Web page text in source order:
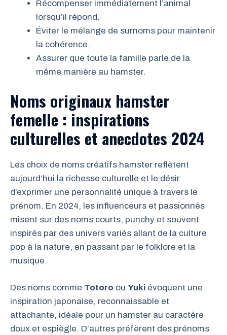
Récompenser immédiatement l’animal
lorsqu’il répond.
Éviter le mélange de surnoms pour maintenir
la cohérence.
Assurer que toute la famille parle de la
même manière au hamster.
Noms originaux hamster
femelle : inspirations
culturelles et anecdotes 2024
Les choix de noms créatifs hamster reflètent
aujourd’hui la richesse culturelle et le désir
d’exprimer une personnalité unique à travers le
prénom. En 2024, les influenceurs et passionnés
misent sur des noms courts, punchy et souvent
inspirés par des univers variés allant de la culture
pop à la nature, en passant par le folklore et la
musique.
Des noms comme Totoro ou Yuki évoquent une
inspiration japonaise, reconnaissable et
attachante, idéale pour un hamster au caractère
doux et espiègle. D’autres préfèrent des prénoms